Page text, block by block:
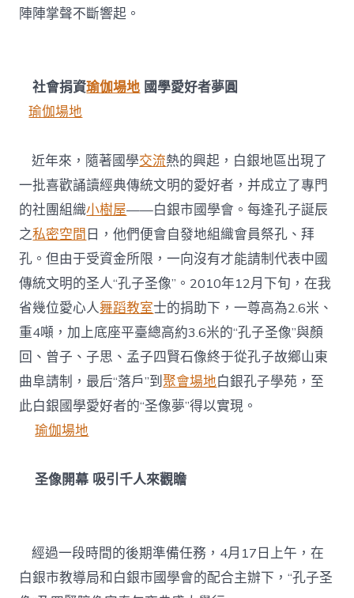
陣陣掌聲不斷響起。
社會捐資瑜伽場地 國學愛好者夢圓
瑜伽場地
近年來，隨著國學交流熱的興起，白銀地區出現了
一批喜歡誦讀經典傳統文明的愛好者，并成立了專門
的社團組織小樹屋——白銀市國學會。每逢孔子誕辰
之私密空間 日，他們便會自發地組織會員祭孔、拜
孔。但由于受資金所限，一向沒有才能請制代表中國
傳統文明的圣人“孔子圣像”。2010年12月下旬，在我
省幾位愛心人舞蹈教室士的捐助下，一尊高為2.6米、
重4噸，加上底座平臺總高約3.6米的“孔子圣像”與顏
回、曾子、子思、孟子四賢石像終于從孔子故鄉山東
曲阜請制，最后“落戶”到聚會場地白銀孔子學苑，至
此白銀國學愛好者的“圣像夢”得以實現。
瑜伽場地
圣像開幕 吸引千人來觀瞻
經過一段時間的後期準備任務，4月17日上午，在
白銀市教導局和白銀市國學會的配合主辦下，“孔子圣